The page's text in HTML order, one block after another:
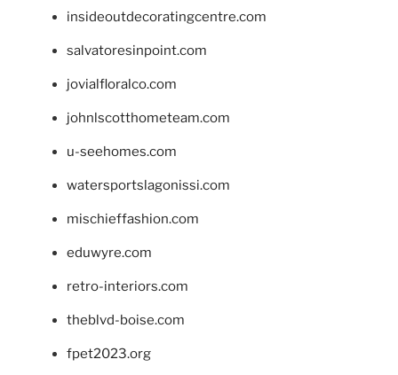
insideoutdecoratingcentre.com
salvatoresinpoint.com
jovialfloralco.com
johnlscotthometeam.com
u-seehomes.com
watersportslagonissi.com
mischieffashion.com
eduwyre.com
retro-interiors.com
theblvd-boise.com
fpet2023.org